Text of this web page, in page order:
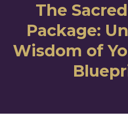
The
Package:
Wisdom of